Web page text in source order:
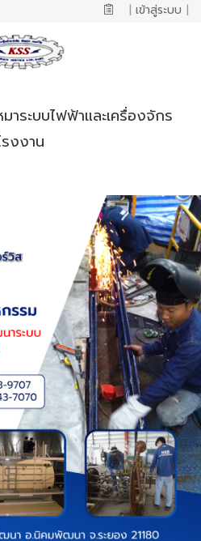
| เข้าสู่ระบบ |
าระบบไฟฟ้าและเครื่องจักร
งงาน